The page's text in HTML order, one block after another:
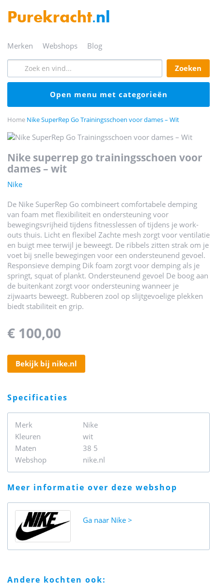
Purekracht.nl
merken webshops blog
zoeken
open menu met categorieën
Home Nike SuperRep Go Trainingsschoen voor dames – Wit
nike superrep go trainingsschoen voor
dames – wit
Nike
De Nike SuperRep Go combineert comfortabele demping
van foam met flexibiliteit en ondersteuning voor
bewegingsvrijheid tijdens fitnesslessen of tijdens je work-
outs thuis. Licht en flexibel Zachte mesh zorgt voor ventilatie
en buigt mee terwijl je beweegt. De ribbels zitten strak om je
voet bij snelle bewegingen voor een ondersteunend gevoel.
Responsieve demping Dik foam zorgt voor demping als je
springt, squat of plankt. Ondersteunend gevoel De boog aan
de buitenkant zorgt voor ondersteuning wanneer je
zijwaarts beweegt. Rubberen zool op slijtgevoelige plekken
biedt stabiliteit en grip.
€ 100,00
bekijk bij nike.nl
specificaties
Merk
Nike
Kleuren
wit
Maten
38 5
Webshop
nike.nl
meer informatie over deze webshop
Ga naar Nike
andere kochten ook: